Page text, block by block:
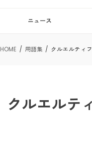
ニュース
HOME 用語集 クルエルティ
クルエルテ